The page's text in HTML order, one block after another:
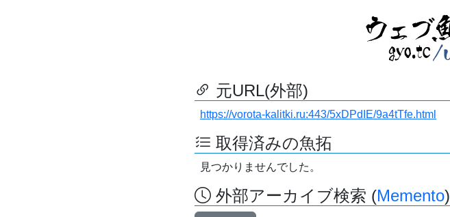
元URL(外部)
https://vorota-kalitki.ru:443/5xDPdIE/9a4tTfe.html
取得済みの魚拓
見つかりませんでした。
外部アーカイブ検索 (Memento)